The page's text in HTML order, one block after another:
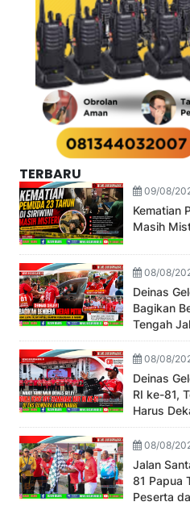
TERBARU
09/08/
Kematian
Masih
08/08/
Deinas
Bagikan
Tengah
08/08/
Deinas
RI ke-81,
Harus
08/08/
Jalan
81 Papua
Peserta